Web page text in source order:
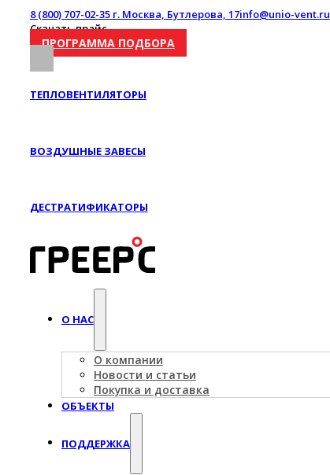
8 (800) 707-02-35г. Москва, Бутлерова, 17info@unio-vent.ru
Скачать прайс
ПРОГРАММА ПОДБОРА
ТЕПЛОВЕНТИЛЯТОРЫ
ВОЗДУШНЫЕ ЗАВЕСЫ
ДЕСТРАТИФИКАТОРЫ
О НАС
О компании
Новости и статьи
Покупка и доставка
ОБЪЕКТЫ
ПОДДЕРЖКА